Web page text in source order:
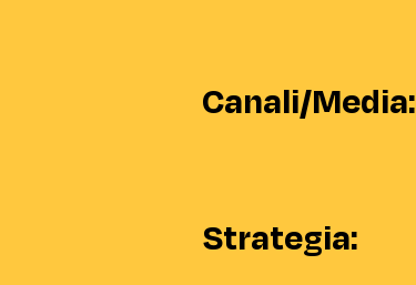
Canali/Media:
Strategia: